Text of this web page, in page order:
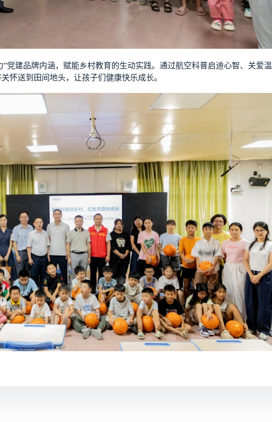
建品牌内涵，赋能乡村教育的生动实践。通过航空科普启迪心智、关爱温
怀送到田间地头，让孩子们健康快乐成长。